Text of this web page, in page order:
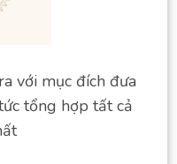
với mục đích đưa
tổng hợp tất cả